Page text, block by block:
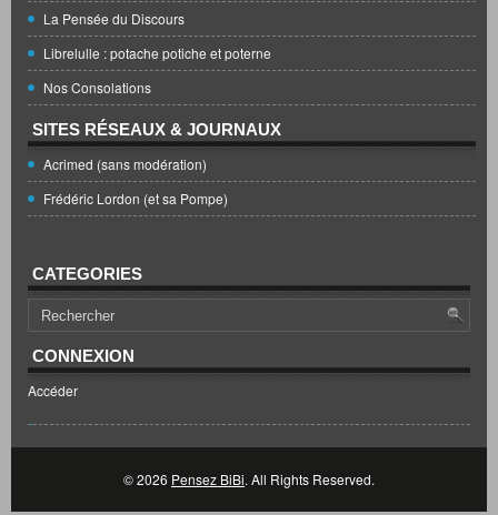
La Pensée du Discours
Librelulle : potache potiche et poterne
Nos Consolations
SITES RÉSEAUX & JOURNAUX
Acrimed (sans modération)
Frédéric Lordon (et sa Pompe)
CATEGORIES
CONNEXION
Accéder
© 2026 Pensez BiBi. All Rights Reserved.